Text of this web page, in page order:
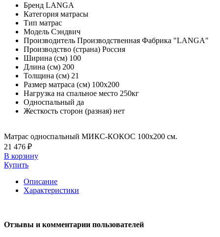
Бренд LANGA
Категория матрасы
Тип матрас
Модель Сэндвич
Производитель Производственная Фабрика "LANGA"
Производство (страна) Россия
Ширина (см) 100
Длина (см) 200
Толщина (см) 21
Размер матраса (см) 100х200
Нагрузка на спальное место 250кг
Односпальный да
Жесткость сторон (разная) нет
Матрас односпальный МИКС-КОКОС 100х200 см.
21 476 ₽
В корзину
Купить
Описание
Характеристики
Отзывы и комментарии пользователей